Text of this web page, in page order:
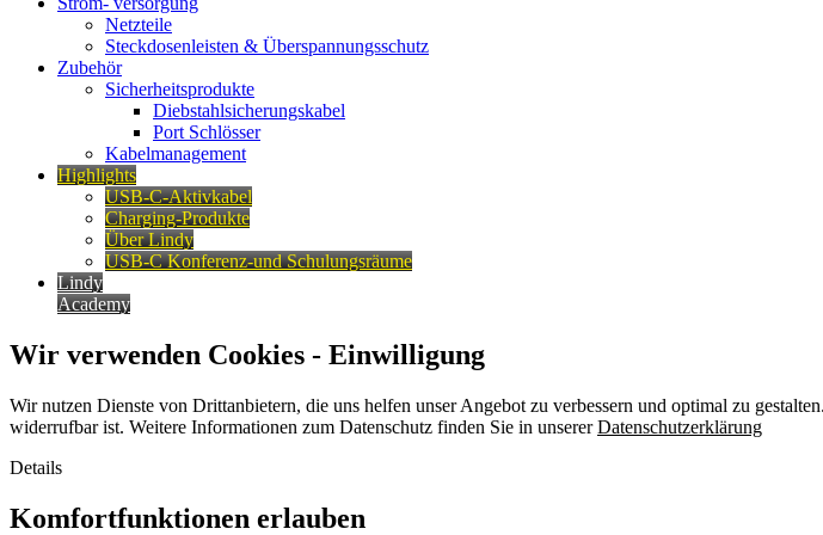
Netzteile
Steckdosenleisten & Überspannungsschutz
Zubehör
Sicherheitsprodukte
Diebstahlsicherungskabel
Port Schlösser
Kabelmanagement
Highlights
USB-C-Aktivkabel
Charging-Produkte
Über Lindy
USB-C Konferenz-und Schulungsräume
Lindy
Academy
Wir verwenden Cookies - Einwilligung
Wir nutzen Dienste von Drittanbietern, die uns helfen unser Angebot zu verbessern und optimal zu
widerrufbar ist. Weitere Informationen zum Datenschutz finden Sie in unsererDatenschutzerklärung
Details
Komfortfunktionen erlauben